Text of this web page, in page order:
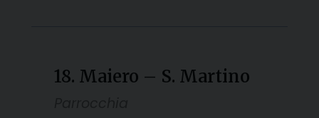
18. Maiero – S. Martino